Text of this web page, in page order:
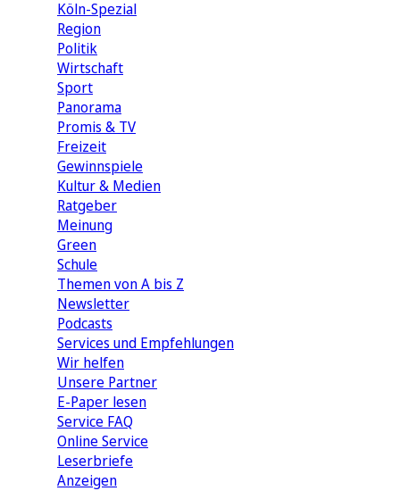
Köln-Spezial
Region
Politik
Wirtschaft
Sport
Panorama
Promis & TV
Freizeit
Gewinnspiele
Kultur & Medien
Ratgeber
Meinung
Green
Schule
Themen von A bis Z
Newsletter
Podcasts
Services und Empfehlungen
Wir helfen
Unsere Partner
E-Paper lesen
Service FAQ
Online Service
Leserbriefe
Anzeigen